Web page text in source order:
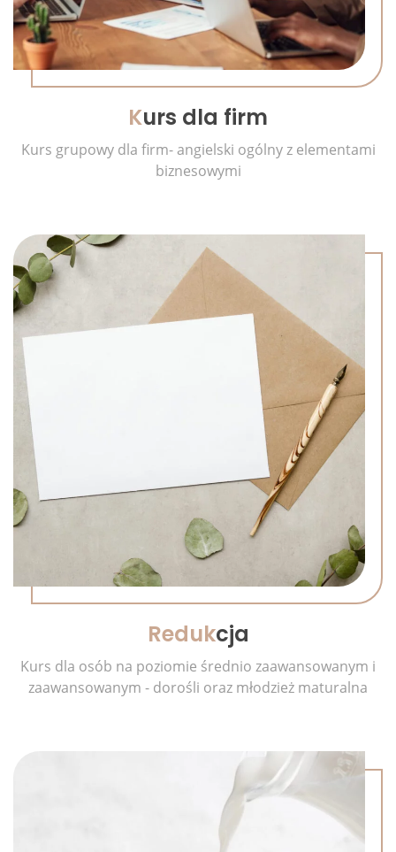
Kurs dla firm
Kurs grupowy dla firm- angielski ogólny z elementami
biznesowymi
Redukcja
Kurs dla osób na poziomie średnio zaawansowanym i
zaawansowanym - dorośli oraz młodzież maturalna